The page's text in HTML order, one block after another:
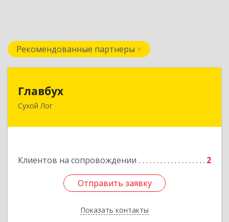
Рекомендованные партнеры
Главбух
Сухой Лог
Клиентов на сопровождении 2
Отправить заявку
Показать контакты
Отправить заявку
Назад